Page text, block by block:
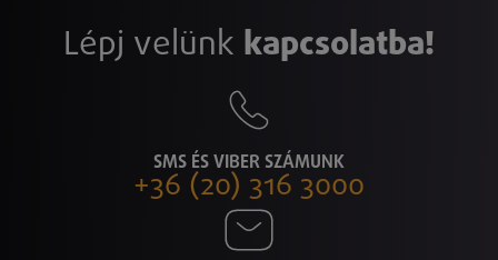
Lépj velünk kapcsolatba!
SMS ÉS VIBER SZÁMUNK
+36 (20) 316 3000